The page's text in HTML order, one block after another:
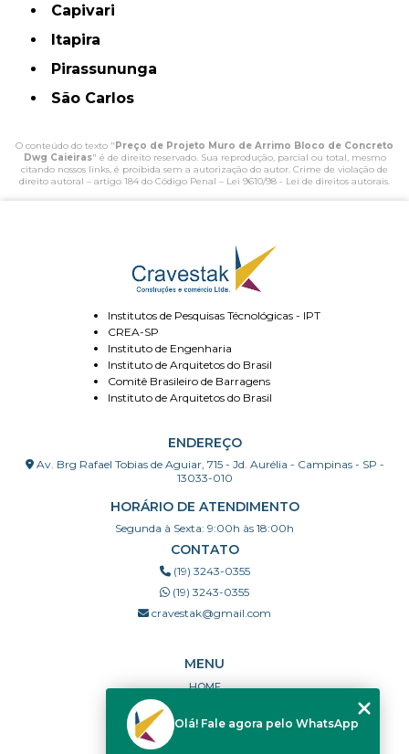
Capivari
Itapira
Pirassununga
São Carlos
O conteúdo do texto "Preço de Projeto Muro de Arrimo Bloco de Concreto
Dwg Caieiras" é de direito reservado. Sua reprodução, parcial ou total, mesmo
citando nossos links, é proibida sem a autorização do autor. Crime de violação de
direito autoral – artigo 184 do Código Penal – Lei 9610/98 - Lei de direitos autorais.
Institutos de Pesquisas Técnológicas - IPT
CREA-SP
Instituto de Engenharia
Instituto de Arquitetos do Brasil
Comitê Brasileiro de Barragens
Instituto de Arquitetos do Brasil
ENDEREÇO
Av. Brg Rafael Tobias de Aguiar, 715 - Jd. Aurélia - Campinas - SP -
13033-010
HORÁRIO DE ATENDIMENTO
Segunda à Sexta: 9:00h às 18:00h
CONTATO
(19) 3243-0355
(19) 3243-0355
cravestak@gmail.com
MENU
HOME
PORTFÓLIO
Olá! Fale agora pelo WhatsApp